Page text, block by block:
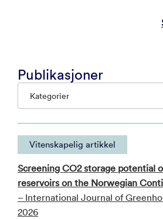
Publikasjoner
Kategorier
Vitenskapelig artikkel
Screening CO2 storage potential
reservoirs on the Norwegian
– International Journal of
2026